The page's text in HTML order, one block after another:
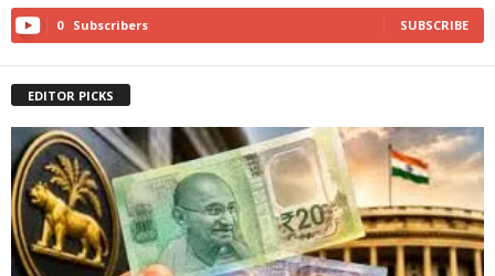
0 Subscribers SUBSCRIBE
EDITOR PICKS